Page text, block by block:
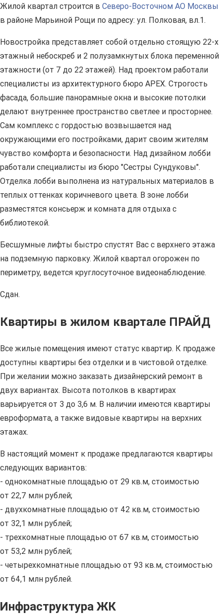
Жилой квартал строится в Северо-Восточном АО Москвы
в районе Марьиной Рощи по адресу: ул. Полковая, вл.1.
Новостройка представляет собой отдельно стоящую 22-х
этажный небоскреб и 2 полузамкнутых блока переменной
этажности (от 7 до 22 этажей). Над проектом работали
специалисты из архитектурного бюро APEX. Строгость
фасада, большие панорамные окна и высокие потолки
делают внутреннее пространство светлее и просторнее.
Сам комплекс с гордостью возвышается над
окружающими его постройками, дарит своим жителям
чувство комфорта и безопасности. Над дизайном лобби
работали специалисты из бюро "Сестры Сундуковы".
Отделка лобби выполнена из натуральных материалов в
теплых оттенках коричневого цвета. В зоне лобби
разместятся консьерж и комната для отдыха с
библиотекой.
Бесшумные лифты быстро спустят Вас с верхнего этажа
на подземную парковку. Жилой квартал огорожен по
периметру, ведется круглосуточное видеонаблюдение.
Сдан.
Квартиры в жилом квартале ПРАЙД
Все жилые помещения имеют статус квартир. К продаже
доступны квартиры без отделки и в чистовой отделке.
При желании можно заказать дизайнерский ремонт в
двух вариантах. Высота потолков в квартирах
варьируется от 3 до 3,6 м. В наличии имеются квартиры
евроформата, а также видовые квартиры на верхних
этажах.
В настоящий момент к продаже предлагаются квартиры
следующих вариантов:
- однокомнатные площадью от 29 кв.м, стоимостью
от 22,7 млн рублей;
- двухкомнатные площадью от 42 кв.м, стоимостью
от 32,1 млн рублей;
- трехкомнатные площадью от 67 кв.м, стоимостью
от 53,2 млн рублей;
- четырехкомнатные площадью от 93 кв.м, стоимостью
от 64,1 млн рублей.
Инфраструктура ЖК